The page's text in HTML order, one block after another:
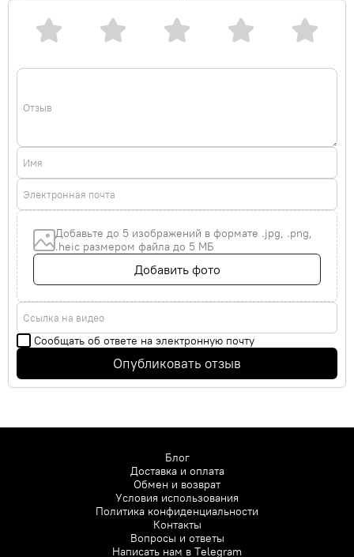
Отзыв
Имя
Электронная почта
Добавьте до 5 изображений в формате .jpg, .png,
.heic размером файла до 5 МБ
Добавить фото
Ссылка на видео
Сообщать об ответе на электронную почту
Опубликовать отзыв
Блог
Доставка и оплата
Обмен и возврат
Условия использования
Политика конфиденциальности
Контакты
Вопросы и ответы
Написать нам в Telegram